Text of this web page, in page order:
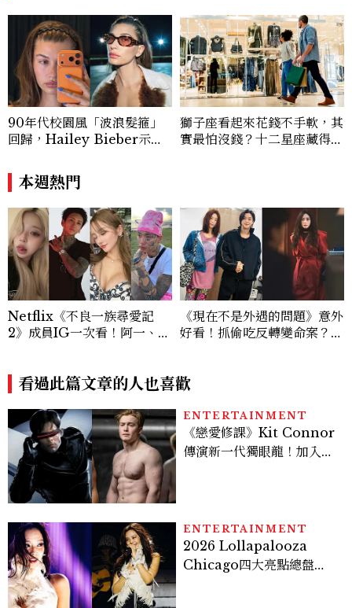
力的跨平台敘事語言。認為好的內容不僅是
記錄時代，更是溫柔的行動——在每一段訪
談與每一篇文章裡，留下值得反覆回味的
光。
90年代校園風「波浪髮箍」
回歸，Hailey Bieber示範
u髮箍未開賣先爆紅！
獅子座看起來花錢不手軟，其
實最怕沒錢？十二星座藏得最
本週熱門
Netflix《不良一族尋愛記
2》成員IG一次看！阿一、彩
《現在不是外遇的問題》意外
好看！抓偷吃反轉變命案？金
戲，線上看7大看點懶人包
看過此篇文章的人也喜歡
ENTERTAINMENT
《戀愛修課》Kit Connor
傳演新一代獨眼龍！加入新
ENTERTAINMENT
2026 Lollapalooza
Chicago四大亮點總盤